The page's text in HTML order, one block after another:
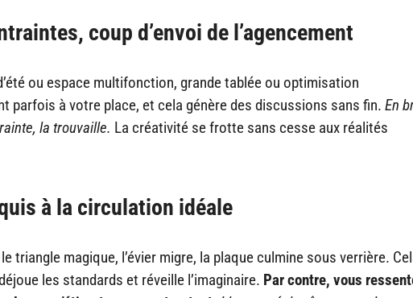
coup d’envoi de l’agencement
ou espace multifonction, grande tablée ou optimisation
parfois à votre place, et cela génère des discussions sans fin. En
la trouvaille. La créativité se frotte sans cesse aux réalités
à la circulation idéale
triangle magique, l’évier migre, la plaque culmine sous verrière.
les standards et réveille l’imaginaire. Par contre, vous